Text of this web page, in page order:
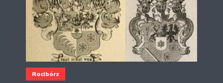
Racibórz